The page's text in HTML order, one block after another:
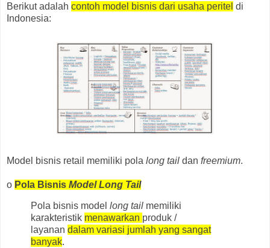
Berikut adalah contoh model bisnis dari usaha peritel di
Indonesia:
Model bisnis retail memiliki pola long tail dan freemium.
o Pola Bisnis Model Long Tail
Pola bisnis model long tail memiliki
karakteristik menawarkan produk /
layanan dalam variasi jumlah yang sangat
banyak.